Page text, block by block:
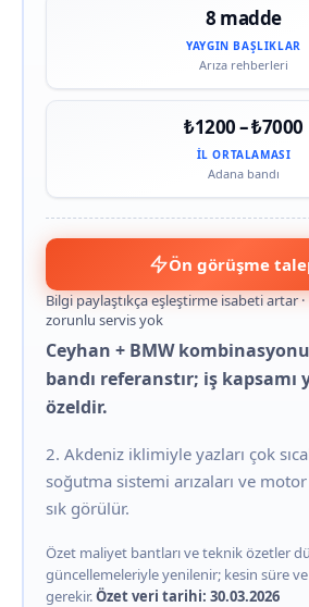
8 madde
YAYGIN BAŞLIKLAR
Arıza rehberleri
₺1200 – ₺7000
İL ORTALAMASI
Adana bandı
Ön görüşme
Bilgi paylaştıkça eşleştirme isabeti artar ·
zorunlu servis yok
Ceyhan + BMW
bandı referanstır; iş kapsamı
özeldir.
2. Akdeniz iklimiyle yazları çok
soğutma sistemi arızaları ve motor
sık görülür.
Özet maliyet bantları ve teknik özetler
güncellemeleriyle yenilenir; kesin süre
gerekir.Özet veri tarihi: 30.03.2026